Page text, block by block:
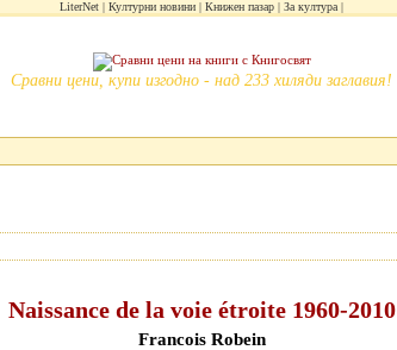
LiterNet Културни новини Книжен пазар За култура
Сравни цени, купи изгодно - над 233 хиляди заглавия!
Naissance de la voie étroite 1960-2010
Francois Robein